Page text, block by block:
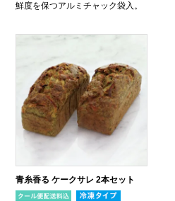
鮮度を保つアルミチャック袋入。
青糸香る ケークサレ 2本セット